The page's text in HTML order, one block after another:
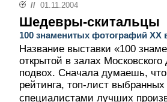
// 01.11.2004
Шедевры-скитальцы
100 знаменитых фотографий XX
Название выставки «100
открытой в залах
подвох. Сначала думаешь, что
рейтинга, топ-лист
специалистами лучших